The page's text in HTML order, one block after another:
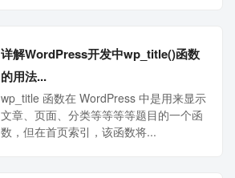
详解WordPress开发中wp_title()函数
的用法...
wp_title 函数在 WordPress 中是用来显示
文章、页面、分类等等等等题目的一个函
数，但在首页索引，该函数将...